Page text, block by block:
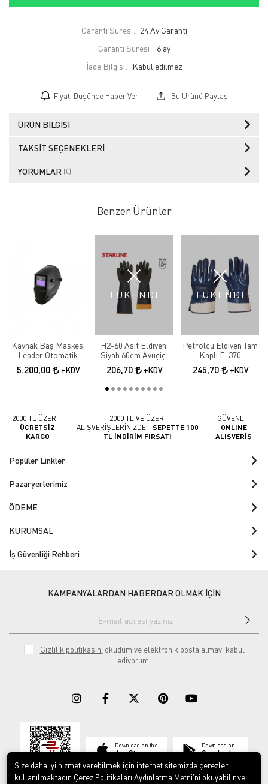
Garanti Süresi: 24 Ay Garanti
Garanti Süresi: 6 ay
İade Bilgisi:
Fiyatı Düşünce Haber Ver Bu Ürünü Paylaş
ÜRÜN BILGISI
TAKSIT SEÇENEKLERI
YORUMLAR (0)
Benzer Ürünler
Kaynak Baş Maskesi
Leader Otomatik
Kararan
5.200,00 +KDV
TÜKENDİ
H2-60 Asit Eldiveni
Siyah 60cm Avuçiçi
Tırtıklı
206,70 +KDV
TÜKENDİ
Petrolcü Eldiven Tam
Kaplı E-370
245,70 +KDV
2000 TL ÜZERİ -
ÜCRETSİZ
KARGO
2000 TL VE ÜZERİ
ALIŞVERİŞLERİNİZDE -SEPETTE 100
TL İNDİRİM FIRSATI
GÜVENLİ -
ONLINE
ALIŞVERİŞ
Popüler Linkler
Pazaryerlerimiz
ÖDEME
KURUMSAL
İş Güvenliği Rehberi
KAMPANYALARDAN HABERDAR OLMAK İÇİN
Gizlilik politikasını okudum ve elektronik posta almayı kabul
ediyorum.
Download on the
App Store
Download on
Google play
Size daha iyi hizmet verebilmek için internet sitemizde çerezler
kullanılmaktadır. Çerez Politikaları Aydınlatma Metni’ni okuyabilir ve